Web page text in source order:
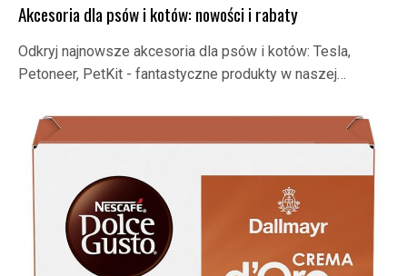
Akcesoria dla psów i kotów: nowości i rabaty
Odkryj najnowsze akcesoria dla psów i kotów: Tesla,
Petoneer, PetKit - fantastyczne produkty w naszej…